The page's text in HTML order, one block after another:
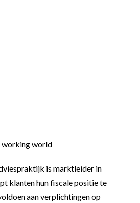
working world
is marktleider in
klanten hun fiscale positie te
aan verplichtingen op